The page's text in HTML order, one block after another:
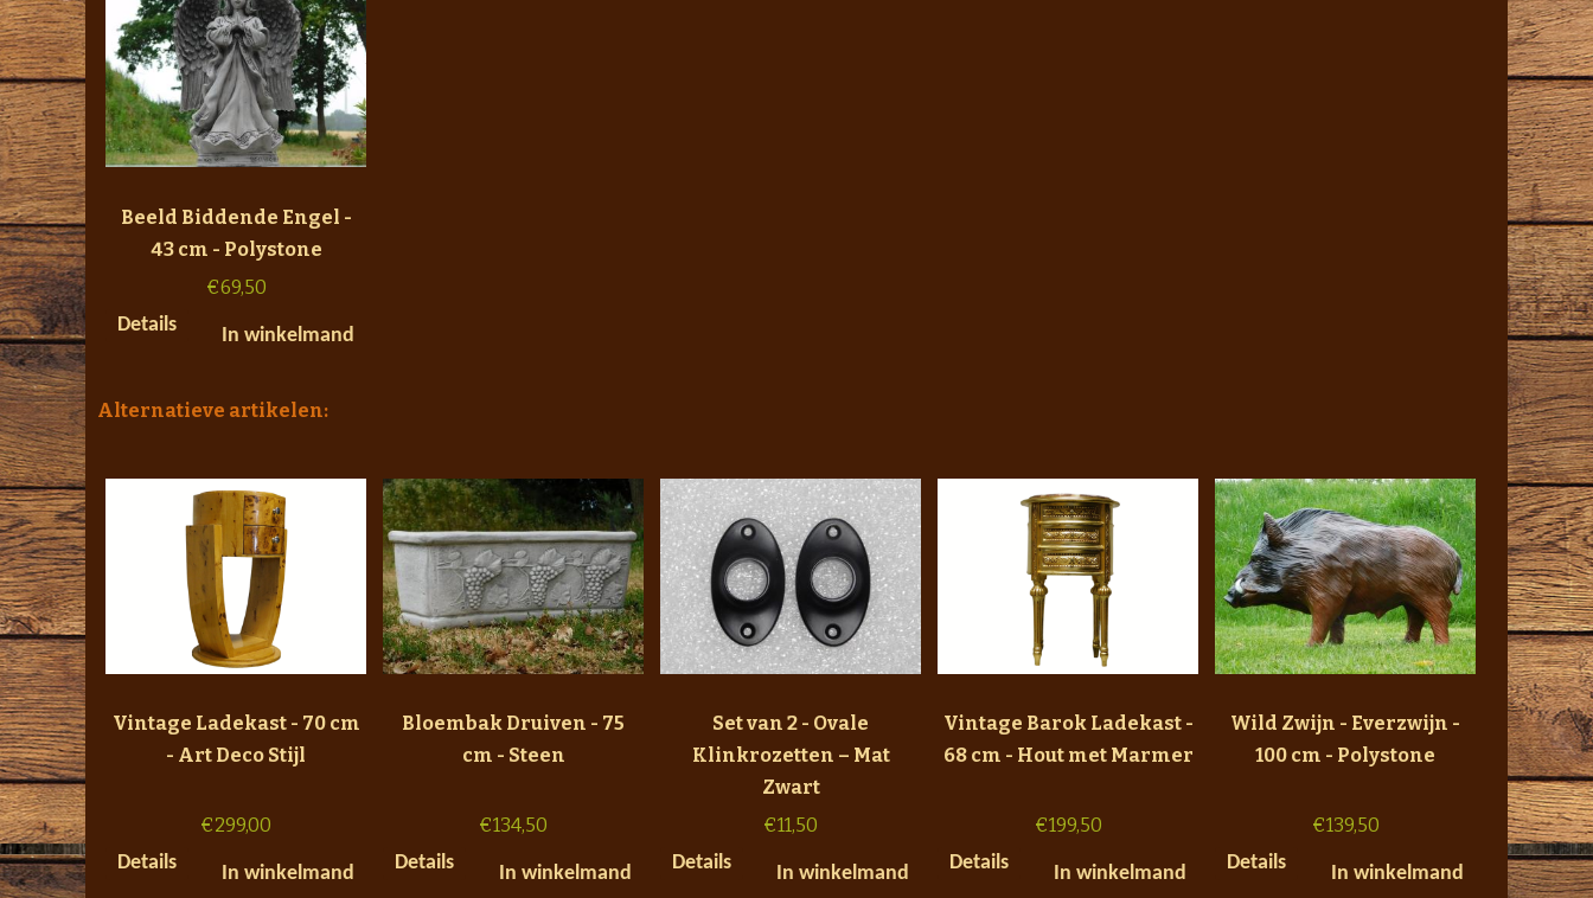
Beeld Biddende Engel -
43 cm - Polystone
€69,50
Details
In winkelmand
Alternatieve artikelen:
Vintage Ladekast - 70 cm
- Art Deco Stijl
€299,00
Details
In winkelmand
Bloembak Druiven - 75
cm - Steen
€134,50
Details
In winkelmand
Set van 2 - Ovale
Klinkrozetten – Mat
Zwart
€11,50
Details
In winkelmand
Vintage Barok Ladekast -
68 cm - Hout met Marmer
€199,50
Details
In winkelmand
Wild Zwijn - Everzwijn -
100 cm - Polystone
€139,50
Details
In winkelmand